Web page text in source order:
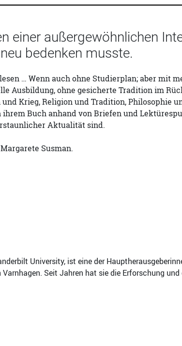
einer außergewöhnlichen
bedenken musste.
… Wenn auch ohne Studierplan; aber mit
Ausbildung, ohne gesicherte Tradition im
Krieg, Religion und Tradition, Philosophie
Buch anhand von Briefen und
Aktualität sind.
Susman.
University, ist eine der
Seit Jahren hat sie die Erforschung